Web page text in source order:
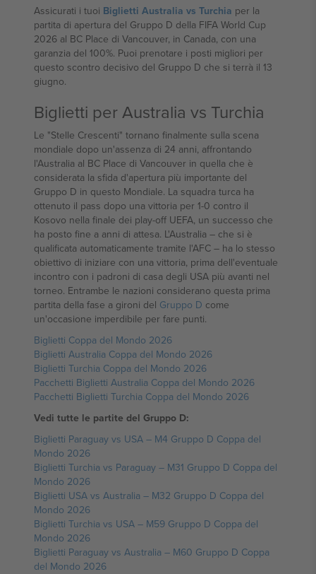
Assicurati i tuoi Biglietti Australia vs Turchia per la
partita di apertura del Gruppo D della FIFA World Cup
2026 al BC Place di Vancouver, in Canada, con una
garanzia del 100%. Puoi prenotare i posti migliori per
questo scontro decisivo del Gruppo D che si terrà il 13
giugno.
Biglietti per Australia vs Turchia
Le "Stelle Crescenti" tornano finalmente sulla scena
mondiale dopo un'assenza di 24 anni, affrontando
l'Australia al BC Place di Vancouver in quella che è
considerata la sfida d'apertura più importante del
Gruppo D in questo Mondiale. La squadra turca ha
ottenuto il pass dopo una vittoria per 1-0 contro il
Kosovo nella finale dei play-off UEFA, un successo che
ha posto fine a anni di attesa. L'Australia – che si è
qualificata automaticamente tramite l'AFC – ha lo stesso
obiettivo di iniziare con una vittoria, prima dell'eventuale
incontro con i padroni di casa degli USA più avanti nel
torneo. Entrambe le nazioni considerano questa prima
partita della fase a gironi del Gruppo D come
un'occasione imperdibile per fare punti.
Biglietti Coppa del Mondo 2026
Biglietti Australia Coppa del Mondo 2026
Biglietti Turchia Coppa del Mondo 2026
Pacchetti Biglietti Australia Coppa del Mondo 2026
Pacchetti Biglietti Turchia Coppa del Mondo 2026
Vedi tutte le partite del Gruppo D:
Biglietti Paraguay vs USA – M4 Gruppo D Coppa del
Mondo 2026
Biglietti Turchia vs Paraguay – M31 Gruppo D Coppa del
Mondo 2026
Biglietti USA vs Australia – M32 Gruppo D Coppa del
Mondo 2026
Biglietti Turchia vs USA – M59 Gruppo D Coppa del
Mondo 2026
Biglietti Paraguay vs Australia – M60 Gruppo D Coppa
del Mondo 2026